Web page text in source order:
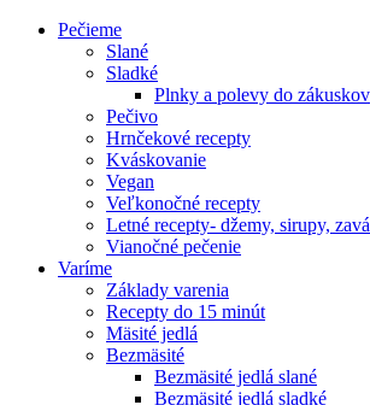
Pečieme
Slané
Sladké
Plnky a polevy do zákuskov
Pečivo
Hrnčekové recepty
Kváskovanie
Vegan
Veľkonočné recepty
Letné recepty- džemy, sirupy,
Vianočné pečenie
Varíme
Základy varenia
Recepty do 15 minút
Mäsité jedlá
Bezmäsité
Bezmäsité jedlá slané
Bezmäsité jedlá sladké